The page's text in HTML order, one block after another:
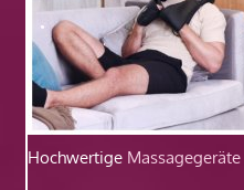
Hochwertige Massagegeräte